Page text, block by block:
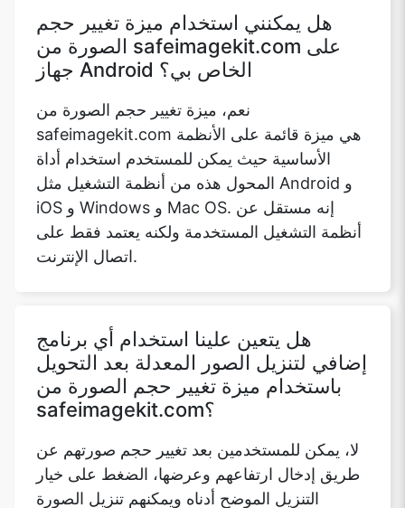
نعم، ميزة تغيير حجم الصورة من
safeimagekit.com هي ميزة قائمة على الأنظمة
الأساسية حيث يمكن للمستخدم استخدام أداة
المحول هذه من أنظمة التشغيل مثل Android و
iOS و Windows و Mac OS. إنه مستقل عن
أنظمة التشغيل المستخدمة ولكنه يعتمد فقط على
هل يتعين علينا استخدام أي برنامج
لا، يمكن للمستخدمين بعد تغيير حجم صورتهم عن
طريق إدخال ارتفاعهم وعرضها، الضغط على خيار
التنزيل الموضح أدناه ويمكنهم تنزيل الصورة
المعدلة. إنها أداة تحويل قائمة على المتصفح لا
تدعم أو لا يلزم وجود برامج إضافية لتنزيل الصورة